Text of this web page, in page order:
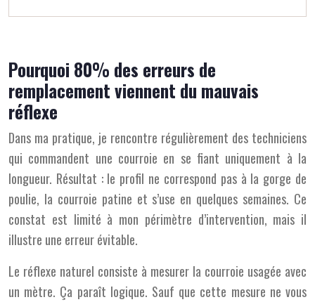
Pourquoi 80% des erreurs de
remplacement viennent du mauvais
réflexe
Dans ma pratique, je rencontre régulièrement des techniciens
qui commandent une courroie en se fiant uniquement à la
longueur. Résultat : le profil ne correspond pas à la gorge de
poulie, la courroie patine et s’use en quelques semaines. Ce
constat est limité à mon périmètre d’intervention, mais il
illustre une erreur évitable.
Le réflexe naturel consiste à mesurer la courroie usagée avec
un mètre. Ça paraît logique. Sauf que cette mesure ne vous